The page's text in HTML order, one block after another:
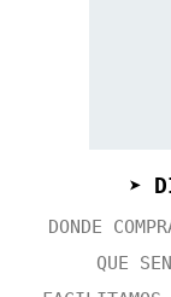
➤
DONDE
QUE